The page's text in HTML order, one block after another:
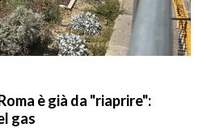
è già da "riaprire":
gas